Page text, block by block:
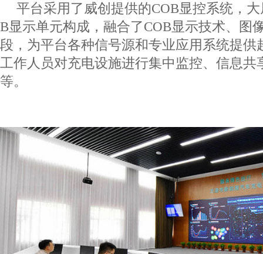
平台采用了威创提供的COB显控系统，
B显示单元构成，融合了COB显示技术、图
段，为平台各种信号源和专业应用系统提供
工作人员对充电设施进行集中监控、信息共
等。